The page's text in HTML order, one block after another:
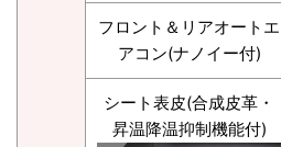
フロント＆リアオートエ
アコン(ナノイー付)
シート表皮(合成皮革・
昇温降温抑制機能付)